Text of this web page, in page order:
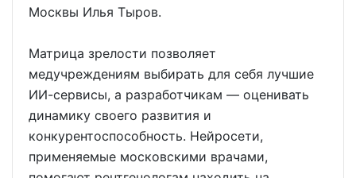
Москвы Илья Тыров.
Матрица зрелости позволяет
медучреждениям выбирать для себя лучшие
ИИ-сервисы, а разработчикам — оценивать
динамику своего развития и
конкурентоспособность. Нейросети,
применяемые московскими врачами,